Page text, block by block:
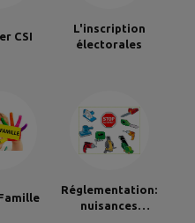
CSI
L'inscription
électorales
Réglementation:
nuisances